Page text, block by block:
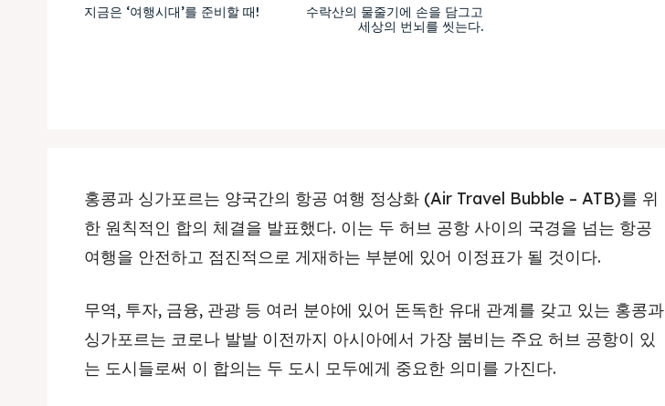
지금은 ‘여행시대’를 준비할 때!
수락산의 물줄기에 손을 담그고
세상의 번뇌를 씻는다.
홍콩과 싱가포르는 양국간의 항공 여행 정상화 (Air Travel Bubble – ATB)를 위
한 원칙적인 합의 체결을 발표했다. 이는 두 허브 공항 사이의 국경을 넘는 항공
여행을 안전하고 점진적으로 게재하는 부분에 있어 이정표가 될 것이다.
무역, 투자, 금융, 관광 등 여러 분야에 있어 돈독한 유대 관계를 갖고 있는 홍콩과
싱가포르는 코로나 발발 이전까지 아시아에서 가장 붐비는 주요 허브 공항이 있
는 도시들로써 이 합의는 두 도시 모두에게 중요한 의미를 가진다.